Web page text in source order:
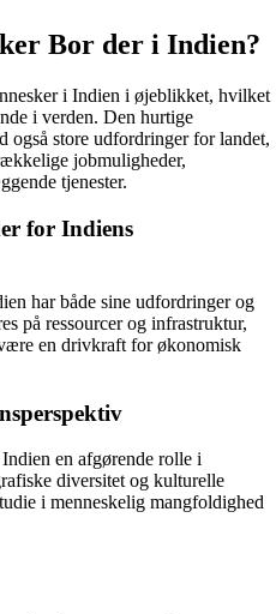
Bor der i Indien?
i Indien i øjeblikket, hvilket
i verden. Den hurtige
store udfordringer for landet,
jobmuligheder,
tjenester.
for Indiens
har både sine udfordringer og
på ressourcer og infrastruktur,
en drivkraft for økonomisk
en afgørende rolle i
diversitet og kulturelle
i menneskelig mangfoldighed